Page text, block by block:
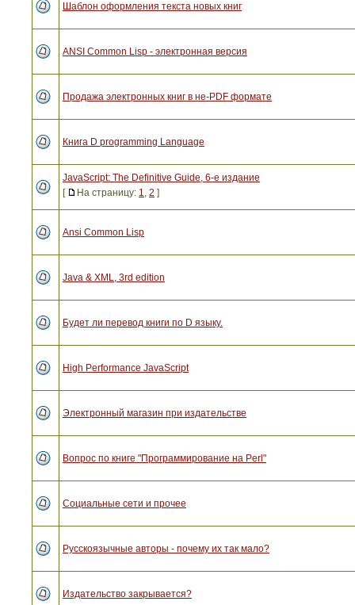
Шаблон оформления текста новых книг
ANSI Common Lisp - электронная версия
Продажа электронных книг в не-PDF формате
Книга D programming Language
JavaScript: The Definitive Guide, 6-е издание
[
На страницу: 1, 2 ]
Ansi Common Lisp
Java & XML, 3rd edition
Будет ли перевод книги по D языку.
High Performance JavaScript
Электронный магазин при издательстве
Вопрос по книге "Программирование на Perl"
Социальные сети и прочее
Русскоязычные авторы - почему их так мало?
Издательство закрывается?